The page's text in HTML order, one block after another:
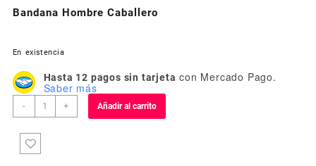
Bandana Hombre Caballero
En existencia
Hasta 12 pagos sin tarjeta con Mercado Pago.
Saber más
-
Bandana
Hombre
Caballero
cantidad
+ Añadir al carrito